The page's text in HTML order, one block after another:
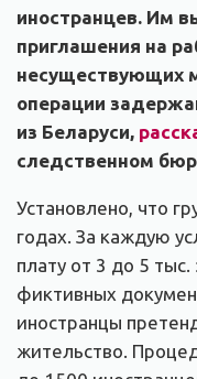
иностранцев. Им
приглашения на
несуществующих
операции
из Беларуси,
следственном
Установлено, что
годах. За каждую
плату от 3 до 5
фиктивных
иностранцы
жительство.